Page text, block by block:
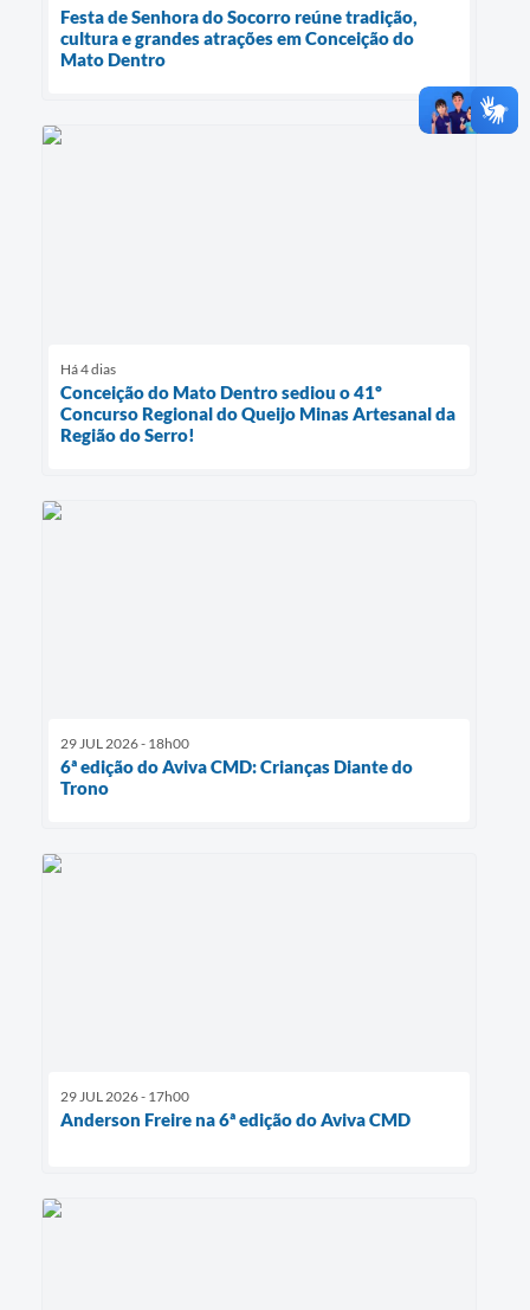
Festa de Senhora do Socorro reúne tradição,
cultura e grandes atrações em Conceição do
Mato Dentro
Há 4 dias
Conceição do Mato Dentro sediou o 41º
Concurso Regional do Queijo Minas Artesanal da
Região do Serro!
29 JUL 2026 - 18h00
6ª edição do Aviva CMD: Crianças Diante do
Trono
29 JUL 2026 - 17h00
Anderson Freire na 6ª edição do Aviva CMD